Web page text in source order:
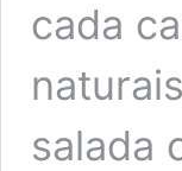
cada
salada